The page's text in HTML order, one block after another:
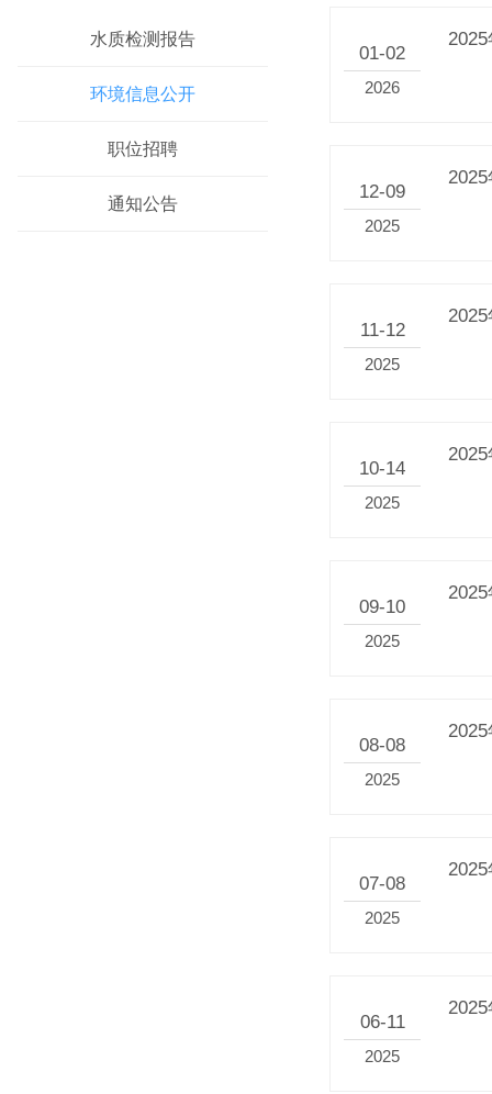
水质检测报告
环境信息公开
职位招聘
通知公告
01-02
2026
12-09
2025
11-12
2025
10-14
2025
09-10
2025
08-08
2025
07-08
2025
06-11
2025